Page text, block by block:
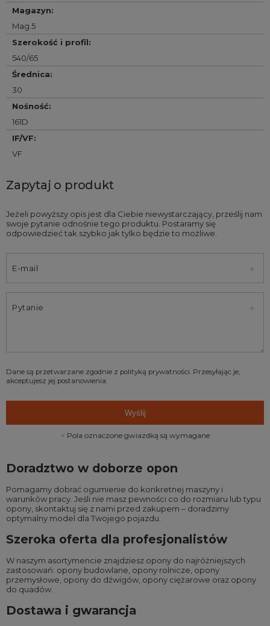
Magazyn:
Mag.5
Szerokość i profil:
540/65
Średnica:
30
Nośność:
161D
IF/VF:
VF
Zapytaj o produkt
Jeżeli powyższy opis jest dla Ciebie niewystarczający, prześlij nam
swoje pytanie odnośnie tego produktu. Postaramy się
odpowiedzieć tak szybko jak tylko będzie to możliwe.
E-mail
Pytanie
Dane są przetwarzane zgodnie z polityką prywatności. Przesyłając je,
akceptujesz jej postanowienia.
Wyślij
Pola oznaczone gwiazdką są wymagane
Doradztwo w doborze opon
Pomagamy dobrać ogumienie do konkretnej maszyny i
warunków pracy. Jeśli nie masz pewności co do rozmiaru lub typu
opony, skontaktuj się z nami przed zakupem – doradzimy
optymalny model dla Twojego pojazdu.
Szeroka oferta dla profesjonalistów
W naszym asortymencie znajdziesz opony do najróżniejszych
zastosowań: opony budowlane opony rolnicze opony
przemysłowe opony do dźwigów opony ciężarowe oraz opony
do quadów
Dostawa i gwarancja